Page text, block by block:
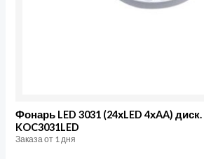
Фонарь LED 3031 (24хLED 4хAA)
KOC3031LED
Заказа от 1 дня